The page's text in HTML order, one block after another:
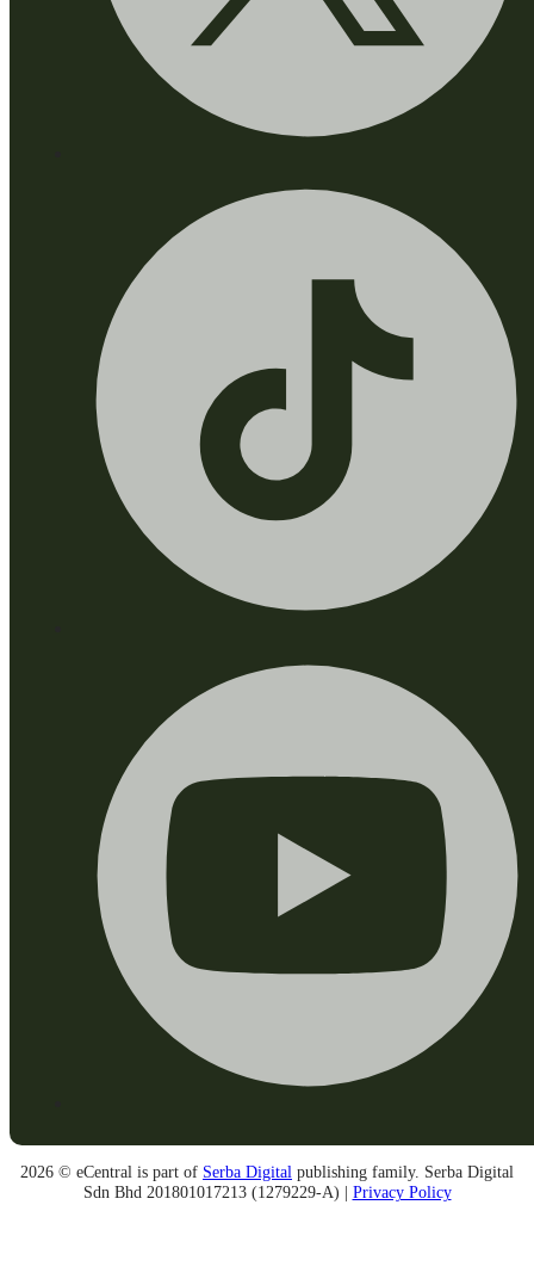
2026 © eCentral is part of Serba Digital publishing family. Serba Digital
Sdn Bhd 201801017213 (1279229-A) | Privacy Policy